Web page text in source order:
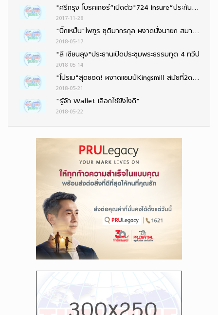
"ศรีกรุง โบรคเกอร์”เปิดตัว"724 Insure”ประกันออนไลน์ง่าย ๆ 24 ชั่วโมง ตอบรับไลฟ์สไตล์ยุคดิจิทัล
2017-11-28
"บิ๊กเหม็น"ไพฑูร ชุติมากรกุล ผงาดนั่งนายก สมาคมนักข่าวช่างภาพกีฬาฯ สมัยที่ 6 ติดต่อกัน
2018-05-17
"ลี เซียนลุง"ประธานเปิดประชุมพระธรรมทูต 4 ทวีป
2018-05-14
"โปรเม"สุดยอด! ผงาดแชมป์Kingsmill สมัยที่2ดวลเพลย์ออฟชนะหวุดหวิด-"โปรโม"คว้าอันดับ10ร่วม
2018-05-21
"รู้จัก Wallet เลือกใช้ยังไงดี"
2018-05-22